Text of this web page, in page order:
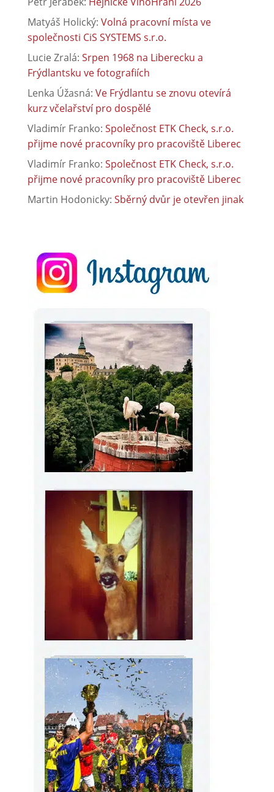
Matyáš Holický: Volná pracovní místa ve
společnosti CiS SYSTEMS s.r.o.
Lucie Zralá: Srpen 1968 na Liberecku a
Frýdlantsku ve fotografiích
Lenka Úžasná: Ve Frýdlantu se znovu otevírá
kurz včelařství pro dospělé
Vladimír Franko: Společnost ETK Check, s.r.o.
přijme nové pracovníky pro pracoviště Liberec
Vladimír Franko: Společnost ETK Check, s.r.o.
přijme nové pracovníky pro pracoviště Liberec
Martin Hodonicky: Sběrný dvůr je otevřen jinak